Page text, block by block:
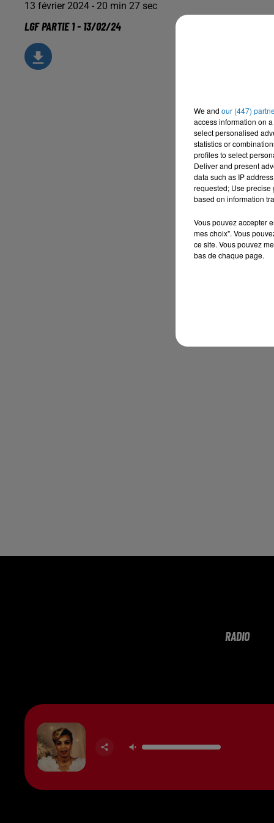
13 février 2024 - 20 min 27 sec
LGF PARTIE 1 - 13/02/24
RADIO
We and our (447)
access information on
select personalised
statistics or
profiles to select
Deliver and present
data such as IP
requested; Use precise
based on information
Vous pouvez accepter
mes choix". Vous
ce site. Vous pouvez
bas de chaque page.